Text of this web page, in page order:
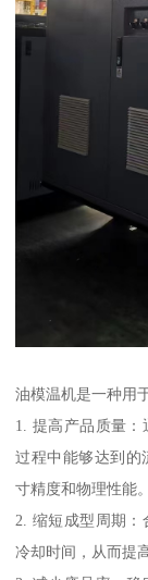
油模温机是一种用
1. 提高产品质量
过程中能够达到的
寸精度和物理性能。
2. 缩短成型周期
冷却时间，从而提